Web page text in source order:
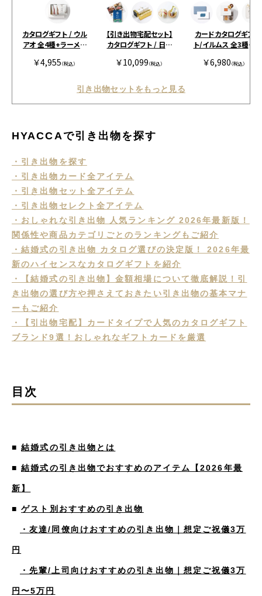
カタログギフト / ウル
アオ 全4種+ラーメン
￥4,955（税込）
【引き出物宅配セット】
カタログギフト / 日本
テラ+鯛出汁 橙
￥10,099（税込）
カードカタログギフ
ト/イルムス 全3種類
ト+紅茶 ストロイエー
￥6,980（税込）
引き出物セットをもっと見る
HYACCAで引き出物を探す
・引き出物を探す
・引き出物カード全アイテム
・引き出物セット全アイテム
・引き出物セレクト全アイテム
・おしゃれな引き出物 人気ランキング 2026年最新版！
関係性や商品カテゴリごとのランキングもご紹介
・結婚式の引き出物 カタログ選びの決定版！ 2026年最
新のハイセンスなカタログギフトを紹介
・【結婚式の引き出物】金額相場について徹底解説！引
き出物の選び方や押さえておきたい引き出物の基本マナ
ーもご紹介
・【引出物宅配】カードタイプで人気のカタログギフト
ブランド9選！おしゃれなギフトカードを厳選
目次
■結婚式の引き出物とは
■結婚式の引き出物でおすすめのアイテム【2026年最
新】
■ゲスト別おすすめの引き出物
・友達/同僚向けおすすめの引き出物｜想定ご祝儀3万
円
・先輩/上司向けおすすめの引き出物｜想定ご祝儀3万
円〜5万円